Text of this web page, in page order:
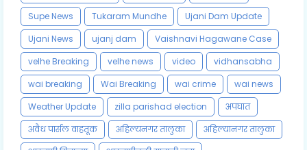
Supe News
Tukaram Mundhe
Ujani Dam Update
Ujani News
ujanj dam
Vaishnavi Hagawane Case
velhe Breaking
velhe news video
vidhansabha
wai breaking
Wai Breaking wai crime
wai news
Weather Update
zilla parishad election
अपघात
अवैध पार्सल वाहतूक
अहिल्यनगर तालुका
अहिल्यानगर तालुका